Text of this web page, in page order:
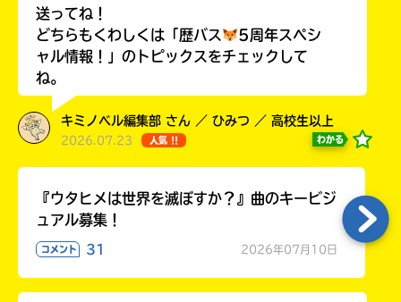
送ってね！
どちらもくわしくは「歴バス
5周年スペシ
ャル情報！」のトピックスをチェックして
ね。
キミノベル編集部 さん ／ ひみつ ／ 高校生以上
2026.07.23 人気 !! わかる
『ウタヒメは世界を滅ぼすか？』曲のキービジ
ュアル募集！
コメント 31 2026年07月10日